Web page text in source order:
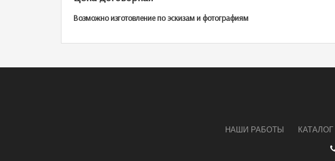
Возможно изготовление по эскизам и фотографиям
НАШИ РАБОТЫ КАТАЛОГ